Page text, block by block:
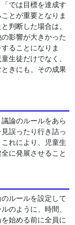
では目標を達成す
とが重要となりま
判断した場合は、
影響が大きかった
ることになりま
生徒だけでなく、
きにも、その成果
論のルールをあら
誤ったり行き詰っ
れにより、児童生
に発展させること
ルールを設定して
のように、時間、
始める前に全員に